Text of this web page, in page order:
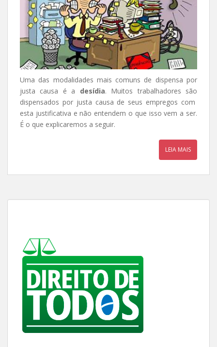
Uma das modalidades mais comuns de dispensa por
justa causa é a desídia. Muitos trabalhadores são
dispensados por justa causa de seus empregos com
esta justificativa e não entendem o que isso vem a ser.
É o que explicaremos a seguir.
LEIA MAIS